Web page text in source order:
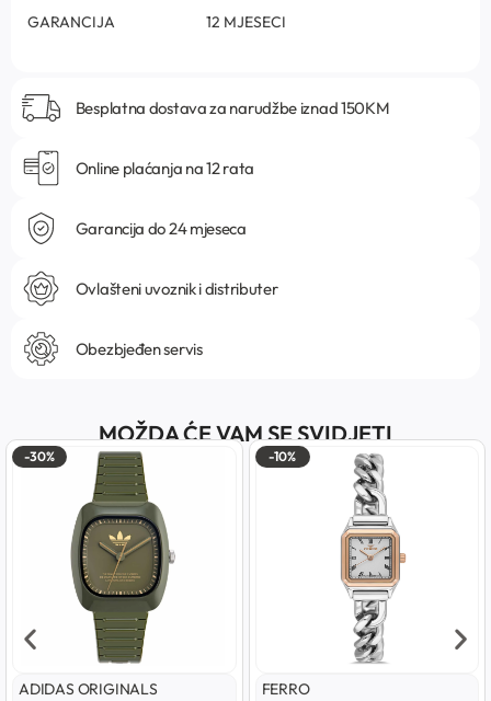
GARANCIJA
12 MJESECI
Besplatna dostava za narudžbe iznad 150KM
Online plaćanja na 12 rata
Garancija do 24 mjeseca
Ovlašteni uvoznik i distributer
Obezbjeđen servis
MOŽDA ĆE VAM SE SVIDJETI
-30%
ADIDAS ORIGINALS
-10%
FERRO